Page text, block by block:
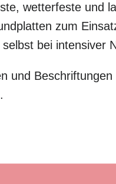
wetterfeste und
zum
bei intensiver
und